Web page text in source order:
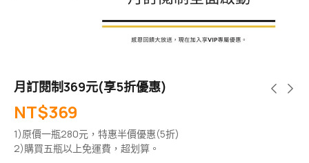
月訂閱制369元(享5折優惠)
NT$369
1)原價一瓶280元，特惠半價優惠(5折)
2)購買五瓶以上免運費，超划算。